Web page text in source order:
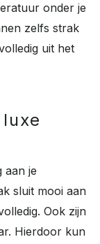
onder je
zelfs strak
uit het
aan je
sluit mooi aan
Ook zijn
Hierdoor kun